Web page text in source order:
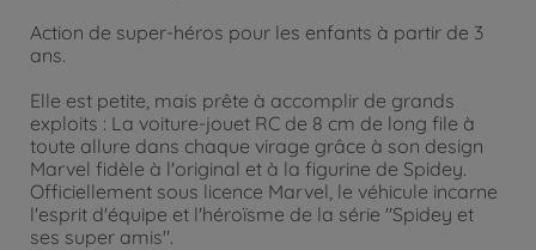
Action de super-héros pour les enfants à partir de 3
ans.
Elle est petite, mais prête à accomplir de grands
exploits : La voiture-jouet RC de 8 cm de long file à
toute allure dans chaque virage grâce à son design
Marvel fidèle à l'original et à la figurine de Spidey.
Officiellement sous licence Marvel, le véhicule incarne
l'esprit d'équipe et l'héroïsme de la série "Spidey et
ses super amis".